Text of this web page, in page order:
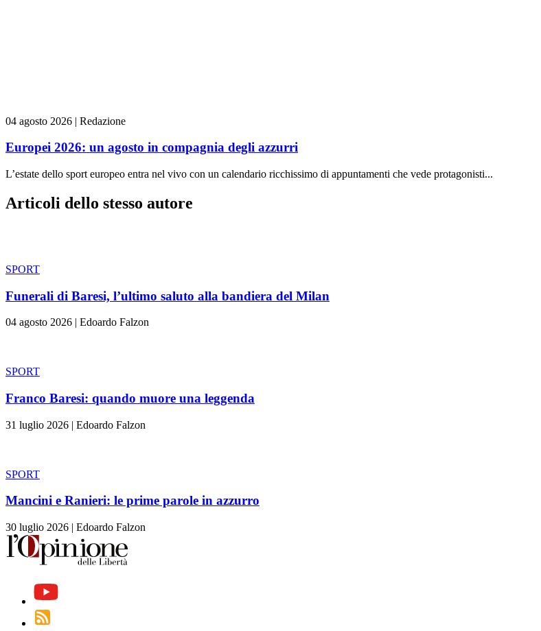
04 agosto 2026 | Redazione
Europei 2026: un agosto in compagnia degli azzurri
L’estate dello sport europeo entra nel vivo con un calendario ricchissimo di appuntamenti che vede protagonisti...
Articoli dello stesso autore
SPORT
Funerali di Baresi, l’ultimo saluto alla bandiera del Milan
04 agosto 2026 | Edoardo Falzon
SPORT
Franco Baresi: quando muore una leggenda
31 luglio 2026 | Edoardo Falzon
SPORT
Mancini e Ranieri: le prime parole in azzurro
30 luglio 2026 | Edoardo Falzon